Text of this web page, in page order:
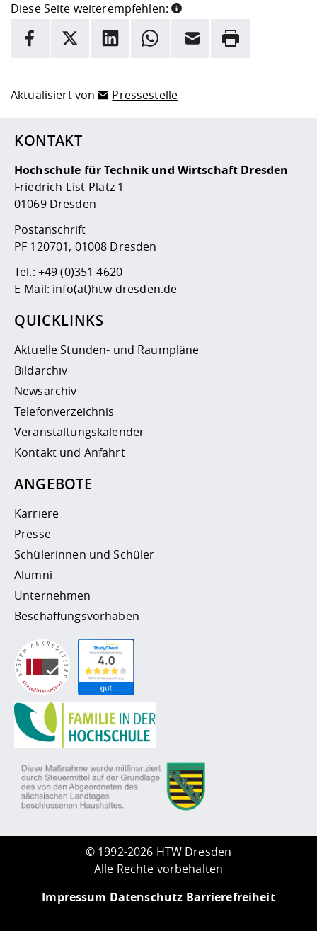
Diese Seite weiterempfehlen:
INFORMATION
Facebook
X LinkedInWhatsappE-Mail Drucken
Aktualisiert von Pressestelle
KONTAKT
Hochschule für Technik und Wirtschaft Dresden
Friedrich-List-Platz 1
01069 Dresden
Postanschrift
PF 120701, 01008 Dresden
Tel.: +49 (0)351 4620
E-Mail: info(at)htw-dresden.de
QUICKLINKS
Aktuelle Stunden- und Raumpläne
Bildarchiv
Newsarchiv
Telefonverzeichnis
Veranstaltungskalender
Kontakt und Anfahrt
ANGEBOTE
Karriere
Presse
Schülerinnen und Schüler
Alumni
Unternehmen
Beschaffungsvorhaben
© 1992-2026 HTW Dresden
Alle Rechte vorbehalten
Impressum Datenschutz Barrierefreiheit